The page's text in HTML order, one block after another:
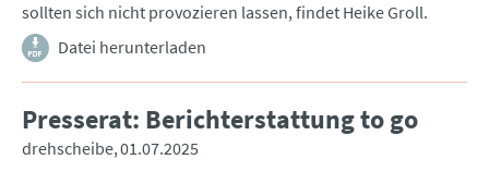
sollten sich nicht provozieren lassen, findet Heike Groll.
Datei herunterladen
Presserat: Berichterstattung to go
drehscheibe 01.07.2025